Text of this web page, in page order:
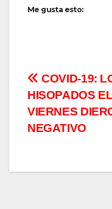
Me gusta esto:
de
entradas
COVID-19:
HISOPADOS EL
VIERNES
NEGATIVO